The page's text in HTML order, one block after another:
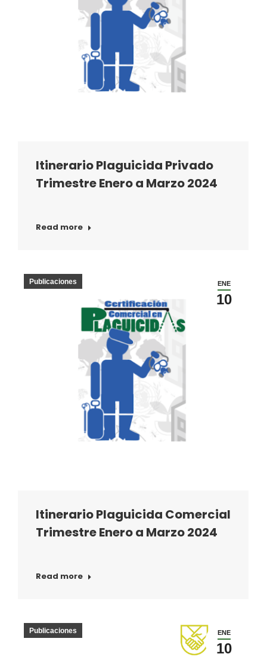
Itinerario Plaguicida Privado
Trimestre Enero a Marzo 2024
Read more
ENE
10
Publicaciones
Itinerario Plaguicida Comercial
Trimestre Enero a Marzo 2024
Read more
ENE
10
Publicaciones